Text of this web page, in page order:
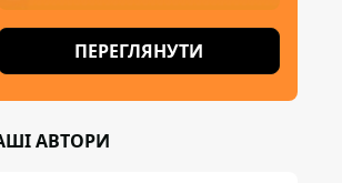
ПЕРЕГЛЯНУТИ
АВТОРИ